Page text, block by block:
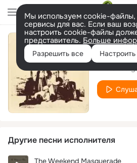
Мы используем cookie-файлы,
сервисы для вас. Если ваш
настроить cookie-файлы
представитель. Больше
Разрешить все Настроить
Spring
Другие песни исполнителя
The Weekend Masquerade